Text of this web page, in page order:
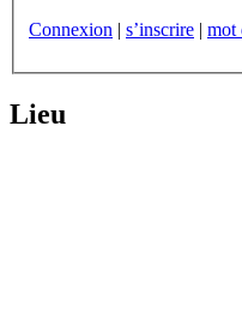
Connexion | s’inscrire | mot
Lieu